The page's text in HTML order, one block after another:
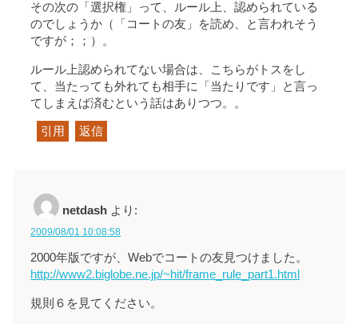
その次の「選択権」って、ルール上、認められている
のでしょうか（「コートの友」を読め、と言われそう
ですが；；）。
ルール上認められてない場合は、こちらがトスをし
て、当たっても外れても相手に「当たりです」と言っ
てしまえば済むという話はありつつ。。
引用 返信
netdash より:
2009/08/01 10:08:58
2000年版ですが、Webでコートの友見つけました。
http://www2.biglobe.ne.jp/~hit/frame_rule_part1.html
規則６を見てください。